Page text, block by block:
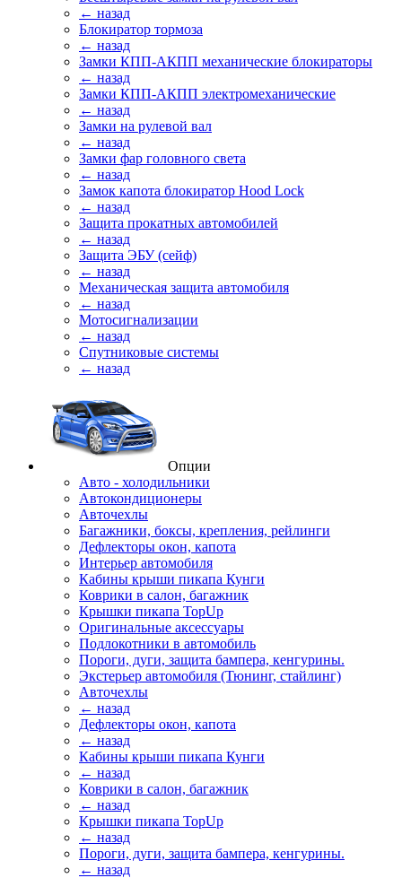
← назад
Блокиратор тормоза
← назад
Замки КПП-АКПП механические блокираторы
← назад
Замки КПП-АКПП электромеханические
← назад
Замки на рулевой вал
← назад
Замки фар головного света
← назад
Замок капота блокиратор Hood Lock
← назад
Защита прокатных автомобилей
← назад
Защита ЭБУ (сейф)
← назад
Механическая защита автомобиля
← назад
Мотосигнализации
← назад
Спутниковые системы
← назад
Опции
Авто - холодильники
Автокондиционеры
Авточехлы
Багажники, боксы, крепления, рейлинги
Дефлекторы окон, капота
Интерьер автомобиля
Кабины крыши пикапа Кунги
Коврики в салон, багажник
Крышки пикапа TopUp
Оригинальные аксессуары
Подлокотники в автомобиль
Пороги, дуги, защита бампера, кенгурины.
Экстерьер автомобиля (Тюнинг, стайлинг)
Авточехлы
← назад
Дефлекторы окон, капота
← назад
Кабины крыши пикапа Кунги
← назад
Коврики в салон, багажник
← назад
Крышки пикапа TopUp
← назад
Пороги, дуги, защита бампера, кенгурины.
← назад